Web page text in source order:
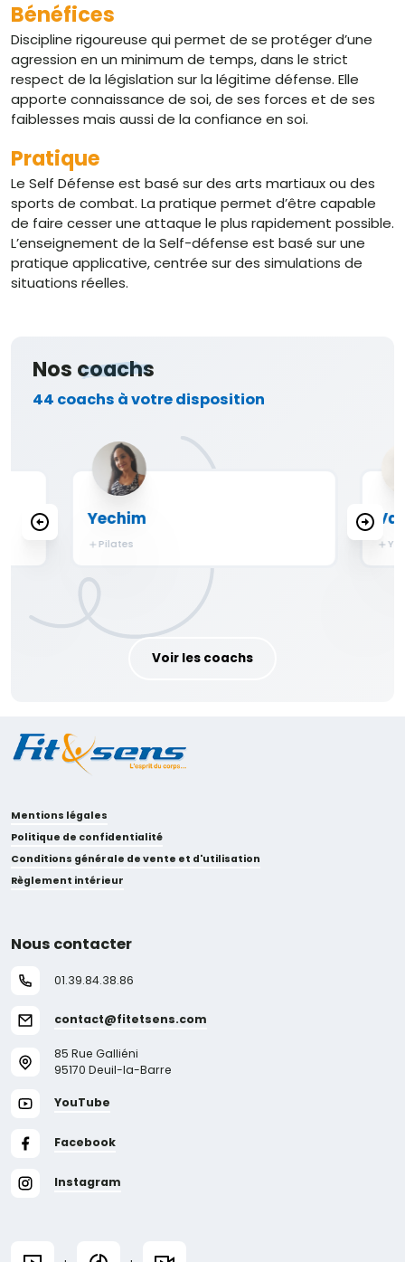
Bénéfices
Discipline rigoureuse qui permet de se protéger d’une
agression en un minimum de temps, dans le strict
respect de la législation sur la légitime défense. Elle
apporte connaissance de soi, de ses forces et de ses
faiblesses mais aussi de la confiance en soi.
Pratique
Le Self Défense est basé sur des arts martiaux ou des
sports de combat. La pratique permet d’être capable
de faire cesser une attaque le plus rapidement possible.
L’enseignement de la Self-défense est basé sur une
pratique applicative, centrée sur des simulations de
situations réelles.
Nos coachs
44 coachs à votre disposition
Yechim
Pilates
Voir les coachs
Mentions légales
Politique de confidentialité
Conditions générale de vente et d'utilisation
Règlement intérieur
Nous contacter
01.39.84.38.86
contact@fitetsens.com
85 Rue Galliéni
95170 Deuil-la-Barre
YouTube
Facebook
Instagram